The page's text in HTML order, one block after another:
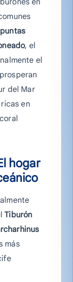
, el
el
del Mar
en
hogar
Tiburón
más